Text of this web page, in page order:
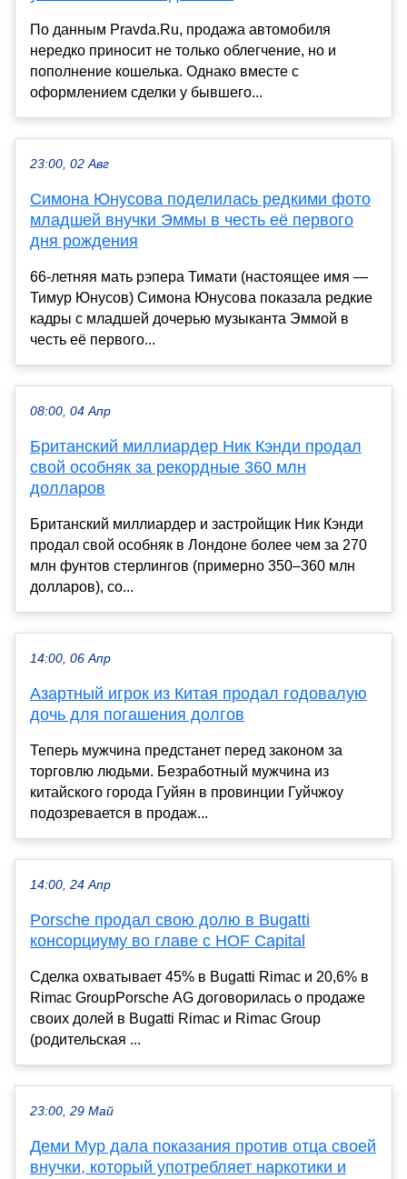
По данным Pravda.Ru, продажа автомобиля
нередко приносит не только облегчение, но и
пополнение кошелька. Однако вместе с
оформлением сделки у бывшего...
23:00, 02 Авг
Симона Юнусова поделилась редкими фото
младшей внучки Эммы в честь её первого
дня рождения
66-летняя мать рэпера Тимати (настоящее имя —
Тимур Юнусов) Симона Юнусова показала редкие
кадры с младшей дочерью музыканта Эммой в
честь её первого...
08:00, 04 Апр
Британский миллиардер Ник Кэнди продал
свой особняк за рекордные 360 млн
долларов
Британский миллиардер и застройщик Ник Кэнди
продал свой особняк в Лондоне более чем за 270
млн фунтов стерлингов (примерно 350–360 млн
долларов), со...
14:00, 06 Апр
Азартный игрок из Китая продал годовалую
дочь для погашения долгов
Теперь мужчина предстанет перед законом за
торговлю людьми. Безработный мужчина из
китайского города Гуйян в провинции Гуйчжоу
подозревается в продаж...
14:00, 24 Апр
Porsche продал свою долю в Bugatti
консорциуму во главе с HOF Capital
Сделка охватывает 45% в Bugatti Rimac и 20,6% в
Rimac GroupPorsche AG договорилась о продаже
своих долей в Bugatti Rimac и Rimac Group
(родительская ...
23:00, 29 Май
Деми Мур дала показания против отца своей
внучки, который употребляет наркотики и